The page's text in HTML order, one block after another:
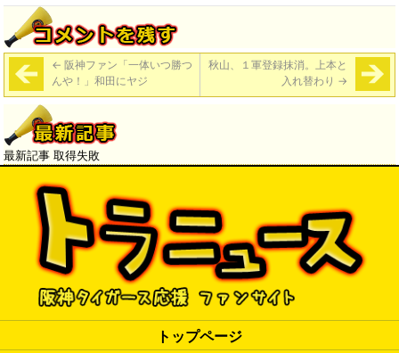
← 阪神ファン「一体いつ勝つ
んや！」和田にヤジ
秋山、１軍登録抹消。上本と
入れ替わり →
最新記事 取得失敗
トップページ